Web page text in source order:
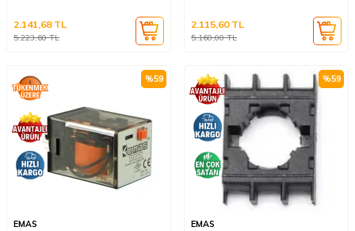
5.223,60TL
2.141,68TL
5.160,00TL
2.115,60TL
%59
EMAS
%59
EMAS